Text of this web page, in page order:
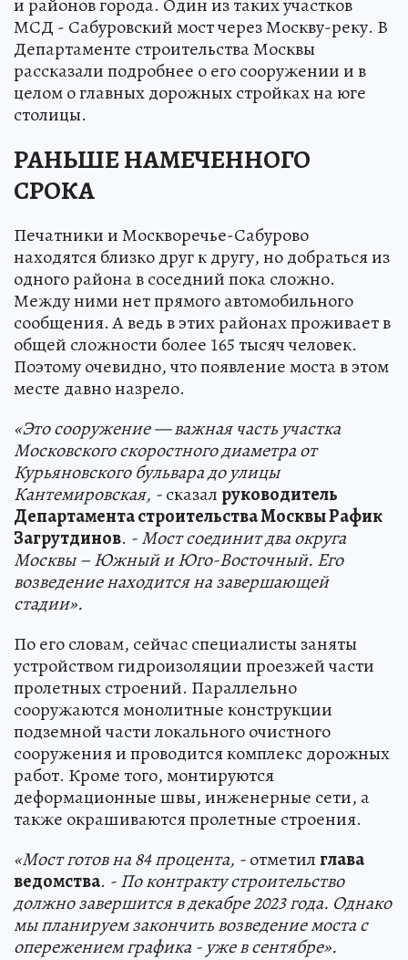
МСД - Сабуровский мост через Москву-реку. В
Департаменте строительства Москвы
рассказали подробнее о его сооружении и в
целом о главных дорожных стройках на юге
столицы.
РАНЬШЕ НАМЕЧЕННОГО
СРОКА
Печатники и Москворечье-Сабурово
находятся близко друг к другу, но добраться из
одного района в соседний пока сложно.
Между ними нет прямого автомобильного
сообщения. А ведь в этих районах проживает в
общей сложности более 165 тысяч человек.
Поэтому очевидно, что появление моста в этом
месте давно назрело.
«Это сооружение — важная часть участка
Московского скоростного диаметра от
Курьяновского бульвара до улицы
Кантемировская, -сказалруководитель
Департамента строительства Москвы Рафик
Загрутдинов. - Мост соединит два округа
Москвы – Южный и Юго-Восточный. Его
возведение находится на завершающей
стадии».
По его словам, сейчас специалисты заняты
устройством гидроизоляции проезжей части
пролетных строений. Параллельно
сооружаются монолитные конструкции
подземной части локального очистного
сооружения и проводится комплекс дорожных
работ. Кроме того, монтируются
деформационные швы, инженерные сети, а
также окрашиваются пролетные строения.
«Мост готов на 84 процента, -отметилглава
ведомства. - По контракту строительство
должно завершится в декабре 2023 года. Однако
мы планируем закончить возведение моста с
опережением графика - уже в сентябре».